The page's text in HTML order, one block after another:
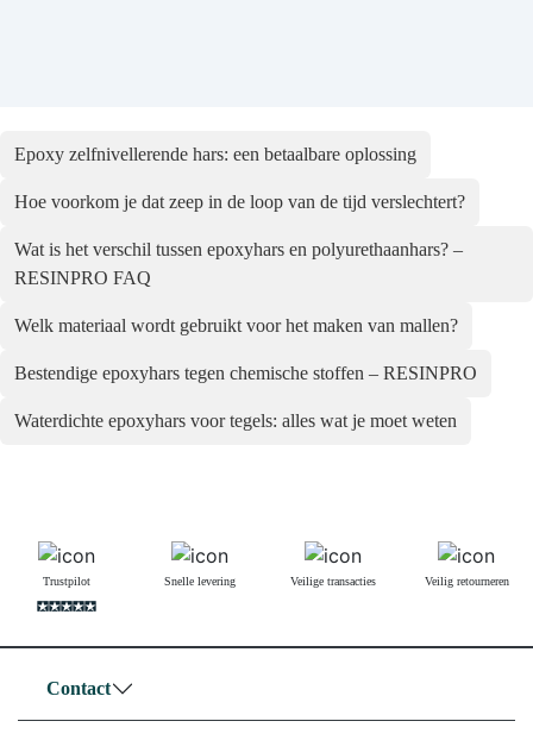
Epoxy zelfnivellerende hars: een betaalbare oplossing
Hoe voorkom je dat zeep in de loop van de tijd verslechtert?
Wat is het verschil tussen epoxyhars en polyurethaanhars? –
RESINPRO FAQ
Welk materiaal wordt gebruikt voor het maken van mallen?
Bestendige epoxyhars tegen chemische stoffen – RESINPRO
Waterdichte epoxyhars voor tegels: alles wat je moet weten
Trustpilot Snelle levering Veilige transacties Veilig retourneren
Contact